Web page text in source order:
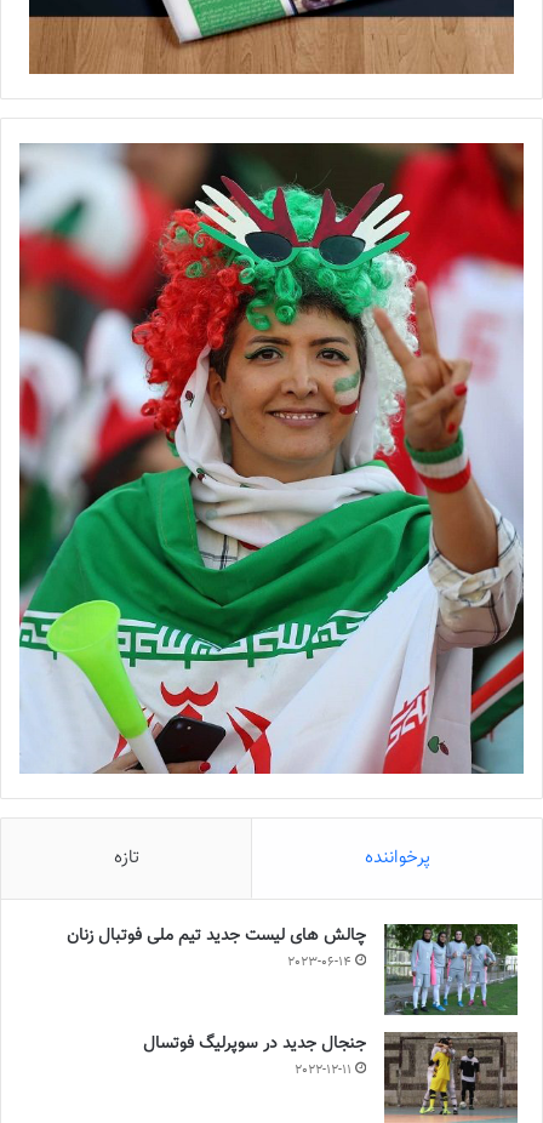
پرخواننده تازه
چالش هاى ليست جدید تيم ملى فوتبال زنان
2023-06-14
جنجال جدید در سوپرلیگ فوتسال
2022-12-11